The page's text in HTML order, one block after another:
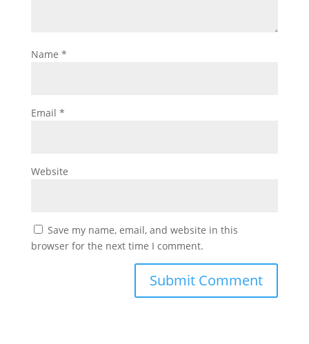
Name *
Email *
Website
Save my name, email, and website in this
browser for the next time I comment.